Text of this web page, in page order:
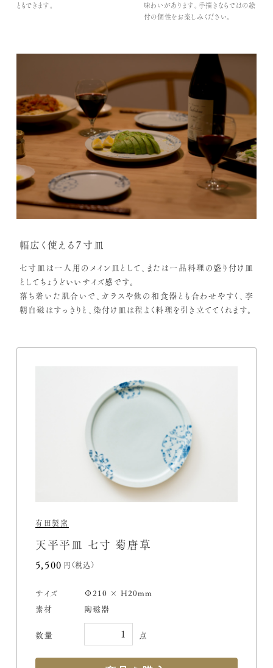
ともできます。
味わいがあります。手描きならではの絵
付の個性をお楽しみください。
幅広く使える７寸皿
七寸皿は一人用のメイン皿として、または一品料理の盛り付け皿
としてちょうどいいサイズ感です。
落ち着いた肌合いで、ガラスや他の和食器とも合わせやすく、李
朝白磁はすっきりと、染付け皿は程よく料理を引き立ててくれます。
有田製窯
天平平皿 七寸 菊唐草
5,500円(税込)
サイズ
Φ210 × H20mm
素材
陶磁器